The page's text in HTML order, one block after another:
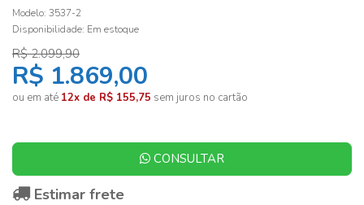
Modelo: 3537-2
Disponibilidade: Em estoque
R$ 2.099,90
R$ 1.869,00
ou em até 12x de R$ 155,75 sem juros no cartão
CONSULTAR
Estimar frete